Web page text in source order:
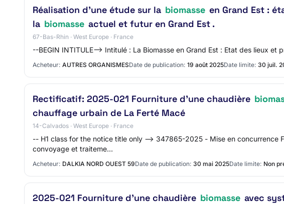
Réalisation d’une étude sur la biomasse en Grand Est :
la biomasse actuel et futur en Grand Est .
67-Bas-Rhin · West Europe · France
--BEGIN INTITULE--> Intitulé : La Biomasse en Grand Est : Etat des lieux et
Acheteur: AUTRES ORGANISMESDate de publication: 19 août 2025Date limite: 30 juil.
Rectificatif: 2025-021 Fourniture d'une chaudière
chauffage urbain de La Ferté Macé
14-Calvados · West Europe · France
-- H1 class for the notice title only --> 347865-2025 - Mise en concurrence
convoyage et traiteme…
Acheteur: DALKIA NORD OUEST 59Date de publication: 30 mai 2025Date limite: Non
2025-021 Fourniture d'une chaudière biomasse avec